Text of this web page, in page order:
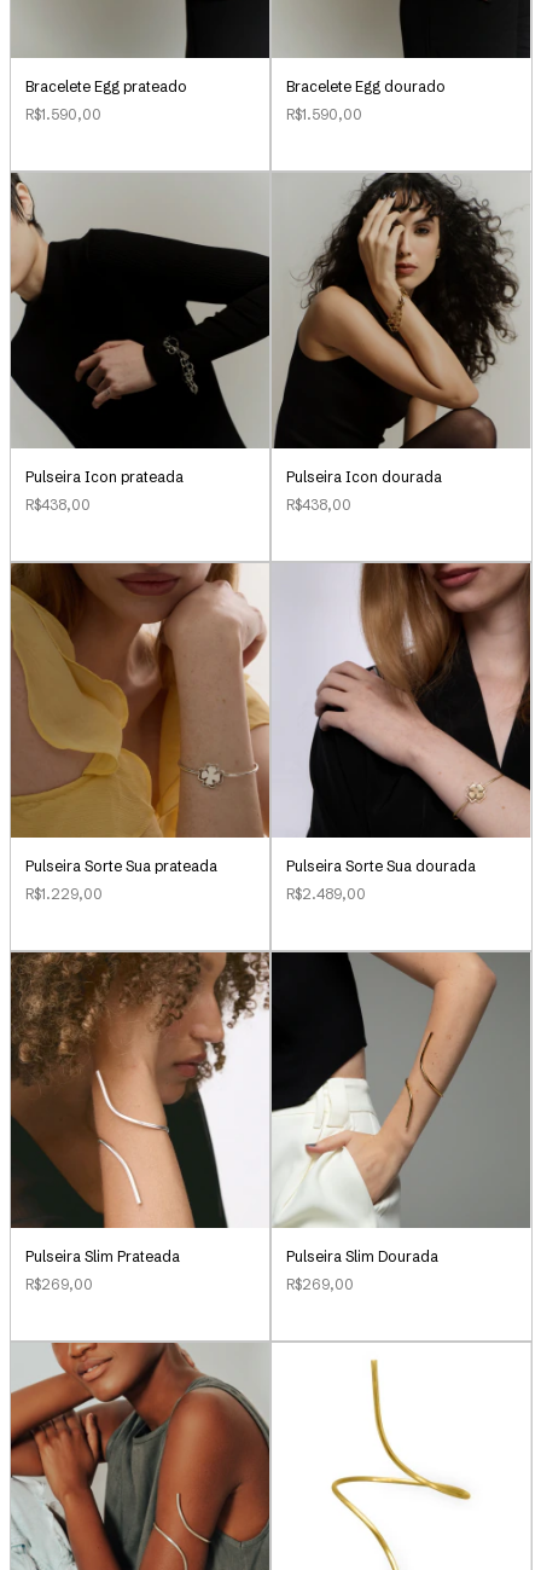
Bracelete Egg prateado
R$1.590,00
Bracelete Egg dourado
R$1.590,00
Pulseira Icon prateada
R$438,00
Pulseira Icon dourada
R$438,00
Pulseira Sorte Sua prateada
R$1.229,00
Pulseira Sorte Sua dourada
R$2.489,00
Pulseira Slim Prateada
R$269,00
Pulseira Slim Dourada
R$269,00